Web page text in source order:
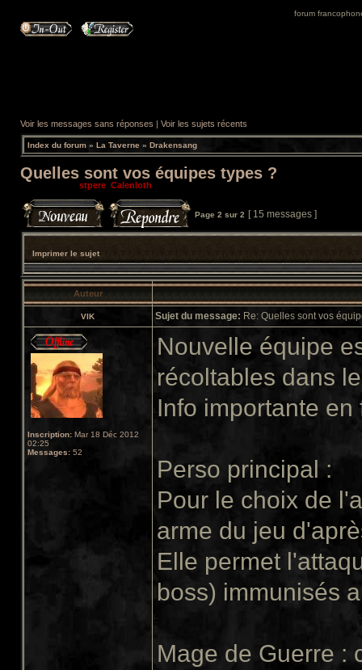
forum
Voir les messages sans réponses | Voir les sujets récents
Index du forum » La Taverne » Drakensang
Quelles sont vos équipes types ?
Modérateurs: stpere Calenloth
Page 2 sur 2 [ 15 messages ]
Imprimer le sujet
Auteur
VIK Sujet du message: Re: Quelles sont vos
Inscription: Mar 18 Déc 2012
02:25
Messages: 52
Nouvelle équipe
récoltables dans
Info importante en
Perso principal :
Pour le choix de
arme du jeu
Elle permet
boss) immunisés
Mage de Guerre :